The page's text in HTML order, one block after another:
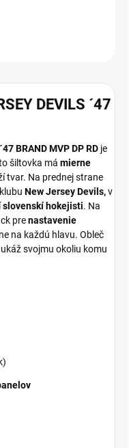
DEVILS ´47
BRAND MVP DP RD je
šiltovka má mierne
tvar. Na prednej strane
New JerseyDevils,v
slovenskí hokejisti. Na
prenastavenie
na každú hlavu. Obleč
svojmu okoliu komu